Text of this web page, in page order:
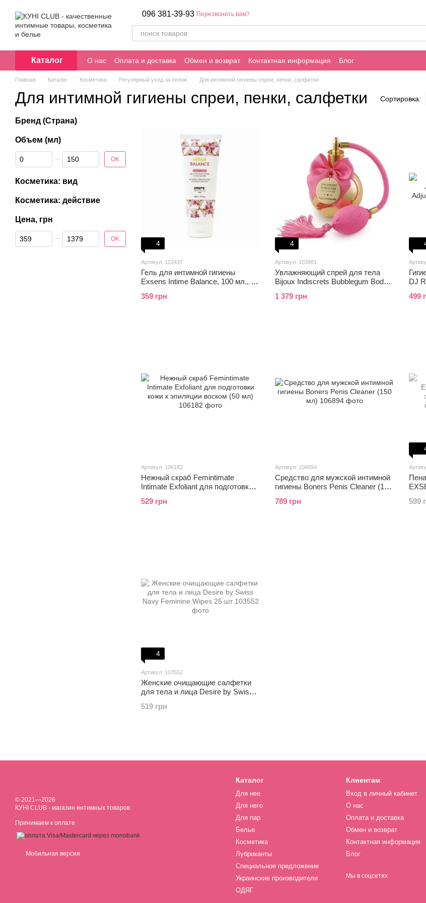
096 381-39-93 Перезвонить вам?
Каталог О нас Оплата и доставка Обмен и возврат Контактная информация Блог
Главная Каталог Косметика Регулярный уход за телом Для интимной гигиены спреи, пенки, салфетки
Для интимной гигиены спреи, пенки, салфетки Сортировка:
4
Артикул: 103437
Гель для интимной гигиены
Exsens Intime Balance, 100 мл., с
органического алоэ
359 грн
4
Артикул: 103881
Увлажняющий спрей для тела
Bijoux Indiscrets Bubblegum Body
ароматом
1 379 грн
DJ
499
Артикул: 106182
Нежный скраб Femintimate
Intimate Exfoliant для подготовки
529 грн
Артикул: 106894
Средство для мужской интимной
гигиены Boners Penis Cleaner (150
789 грн 599
4
Артикул: 103552
Женские очищающие салфетки
для тела и лица Desire by Swiss
519 грн
Бренд (Страна)
Объем (мл)
От Объем (мл)
До Объем (мл) OK
Косметика: вид
Косметика: действие
Цена, грн
От Цена, грн
До Цена, грн OK
© 2021—2026
КУНІ CLUB - магазин интимных товаров
Принимаем к оплате
Мобильная версия
Каталог
Для нее
Для него
Для пар
Белье
Косметика
Лубриканты
Специальное предложение
Украинские производители
ОДЯГ
Клиентам
Вход в личный кабинет
О нас
Оплата и доставка
Обмен и возврат
Контактная информация
Блог
Мы в соцсетях